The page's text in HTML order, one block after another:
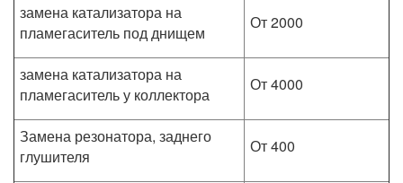
замена катализатора на
пламегаситель под днищем
От 2000
замена катализатора на
пламегаситель у коллектора
От 4000
Замена резонатора, заднего
глушителя
От 400